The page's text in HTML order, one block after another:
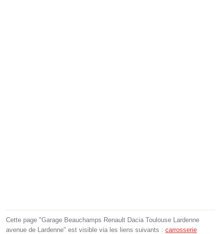
Cette page "Garage Beauchamps Renault Dacia Toulouse Lardenne
avenue de Lardenne" est visible via les liens suivants : carrosserie